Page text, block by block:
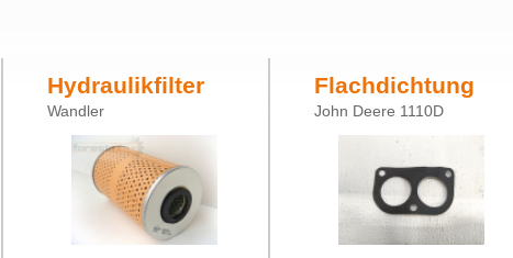
Hydraulikfilter
Baldwin PT549
LRP
Wandler
Flachdichtung
Ansaugkrümmer
John Deere 1110D